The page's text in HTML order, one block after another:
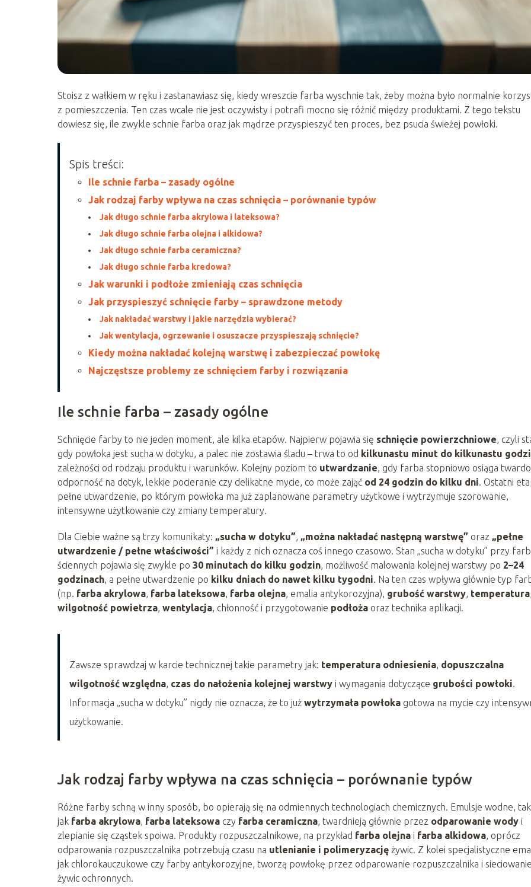
Stoisz z wałkiem w ręku i zastanawiasz się, kiedy wreszcie farba wyschnie tak, żeby można było normalnie
z pomieszczenia. Ten czas wcale nie jest oczywisty i potrafi mocno się różnić między produktami. Z tego tekstu
dowiesz się, ile zwykle schnie farba oraz jak mądrze przyspieszyć ten proces, bez psucia świeżej powłoki.
Spis treści:
Ile schnie farba – zasady ogólne
Jak rodzaj farby wpływa na czas schnięcia – porównanie typów
Jak długo schnie farba akrylowa i lateksowa?
Jak długo schnie farba olejna i alkidowa?
Jak długo schnie farba ceramiczna?
Jak długo schnie farba kredowa?
Jak warunki i podłoże zmieniają czas schnięcia
Jak przyspieszyć schnięcie farby – sprawdzone metody
Jak nakładać warstwy i jakie narzędzia wybierać?
Jak wentylacja, ogrzewanie i osuszacze przyspieszają schnięcie?
Kiedy można nakładać kolejną warstwę i zabezpieczać powłokę
Najczęstsze problemy ze schnięciem farby i rozwiązania
Ile schnie farba – zasady ogólne
Schnięcie farby to nie jeden moment, ale kilka etapów. Najpierw pojawia się schnięcie powierzchniowe, czyli
gdy powłoka jest sucha w dotyku, a palec nie zostawia śladu – trwa to od kilkunastu minut do kilkunastu
zależności od rodzaju produktu i warunków. Kolejny poziom to utwardzanie, gdy farba stopniowo osiąga
odporność na dotyk, lekkie pocieranie czy delikatne mycie, co może zająć od 24 godzin do kilku dni. Ostatni
pełne utwardzenie, po którym powłoka ma już zaplanowane parametry użytkowe i wytrzymuje szorowanie,
intensywne użytkowanie czy zmiany temperatury.
Dla Ciebie ważne są trzy komunikaty: „sucha w dotyku”, „można nakładać następną warstwę” oraz „pełne
utwardzenie / pełne właściwości” i każdy z nich oznacza coś innego czasowo. Stan „sucha w dotyku” przy
ściennych pojawia się zwykle po 30 minutach do kilku godzin, możliwość malowania kolejnej warstwy po 2–24
godzinach, a pełne utwardzenie po kilku dniach do nawet kilku tygodni. Na ten czas wpływa głównie typ
(np. farba akrylowa, farba lateksowa, farba olejna, emalia antykorozyjna), grubość warstwy, temperatura
wilgotność powietrza, wentylacja, chłonność i przygotowanie podłoża oraz technika aplikacji.
Zawsze sprawdzaj w karcie technicznej takie parametry jak: temperatura odniesienia, dopuszczalna
wilgotność względna, czas do nałożenia kolejnej warstwy i wymagania dotyczące grubości powłoki.
Informacja „sucha w dotyku” nigdy nie oznacza, że to już wytrzymała powłoka gotowa na mycie czy
użytkowanie.
Jak rodzaj farby wpływa na czas schnięcia – porównanie typów
Różne farby schną w inny sposób, bo opierają się na odmiennych technologiach chemicznych. Emulsje wodne,
jak farba akrylowa, farba lateksowa czy farba ceramiczna, twardnieją głównie przez odparowanie wody i
zlepianie się cząstek spoiwa. Produkty rozpuszczalnikowe, na przykład farba olejna i farba alkidowa, oprócz
odparowania rozpuszczalnika potrzebują czasu na utlenianie i polimeryzację żywic. Z kolei specjalistyczne
jak chlorokauczukowe czy farby antykorozyjne, tworzą powłokę przez odparowanie rozpuszczalnika i
żywic ochronnych.